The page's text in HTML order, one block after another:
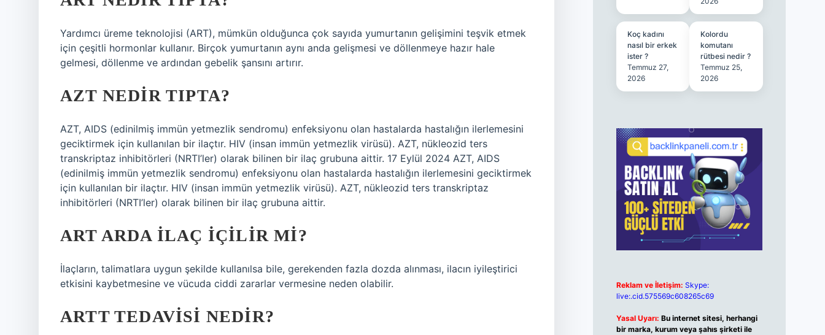
Yardımcı üreme teknolojisi (ART), mümkün olduğunca çok sayıda yumurtanın gelişimini teşvik etmek
için çeşitli hormonlar kullanır. Birçok yumurtanın aynı anda gelişmesi ve döllenmeye hazır hale
gelmesi, döllenme ve ardından gebelik şansını artırır.
AZT NEDIR TIPTA?
AZT, AIDS (edinilmiş immün yetmezlik sendromu) enfeksiyonu olan hastalarda hastalığın ilerlemesini
geciktirmek için kullanılan bir ilaçtır. HIV (insan immün yetmezlik virüsü). AZT, nükleozid ters
transkriptaz inhibitörleri (NRTI’ler) olarak bilinen bir ilaç grubuna aittir. 17 Eylül 2024 AZT, AIDS
(edinilmiş immün yetmezlik sendromu) enfeksiyonu olan hastalarda hastalığın ilerlemesini geciktirmek
için kullanılan bir ilaçtır. HIV (insan immün yetmezlik virüsü). AZT, nükleozid ters transkriptaz
inhibitörleri (NRTI’ler) olarak bilinen bir ilaç grubuna aittir.
ART ARDA ILAÇ IÇILIR MI?
İlaçların, talimatlara uygun şekilde kullanılsa bile, gerekenden fazla dozda alınması, ilacın iyileştirici
etkisini kaybetmesine ve vücuda ciddi zararlar vermesine neden olabilir.
ARTT TEDAVISI NEDIR?
Koç kadını
nasıl bir erkek
ister ?
Temmuz 27,
2026
Kolordu
komutanı
rütbesi nedir ?
Temmuz 25,
2026
Reklam ve İletişim: Skype:
live:.cid.575569c608265c69
Yasal Uyarı: Bu internet sitesi, herhangi
bir marka, kurum veya şahıs şirketi ile